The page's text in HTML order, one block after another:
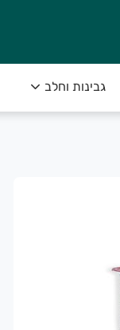
טעים!
גבינות וחלב